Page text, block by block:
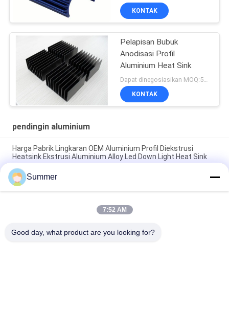
KONTAK
Pelapisan Bubuk
Anodisasi Profil
Aluminium Heat Sink
Dapat dinegosiasikan MOQ:500KGS
KONTAK
pendingin aluminium
Harga Pabrik Lingkaran OEM Aluminium Profil Diekstrusi
Heatsink Ekstrusi Aluminium Alloy Led Down Light Heat Sink
Pabrik Profil Aluminium Kustom Anodisasi Hitam Kepadatan
Tinggi 6063 Aluminium Ekstrusi Heat Sink
Profil Aluminium Industri Heatsink berbentuk Cnc Precision
Machining Aluminium High-power High-density Tooth Heat
Summer
7:52 AM
Good day, what product are you looking for?